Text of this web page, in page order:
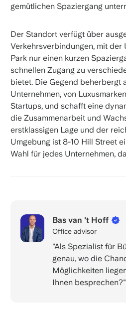
gemütlichen Spaziergang
Der Standort verfügt über
Verkehrsverbindungen, mit der
Park nur einen kurzen
schnellen Zugang zu
bietet. Die Gegend beherbergt
Unternehmen, von
Startups, und schafft eine
die Zusammenarbeit und
erstklassigen Lage und der
Umgebung ist 8-10 Hill Street
Wahl für jedes Unternehmen,
Bas van 't Hoff
Office advisor
"Als Spezialist für
genau, wo die
Möglichkeiten
Ihnen besprechen?"